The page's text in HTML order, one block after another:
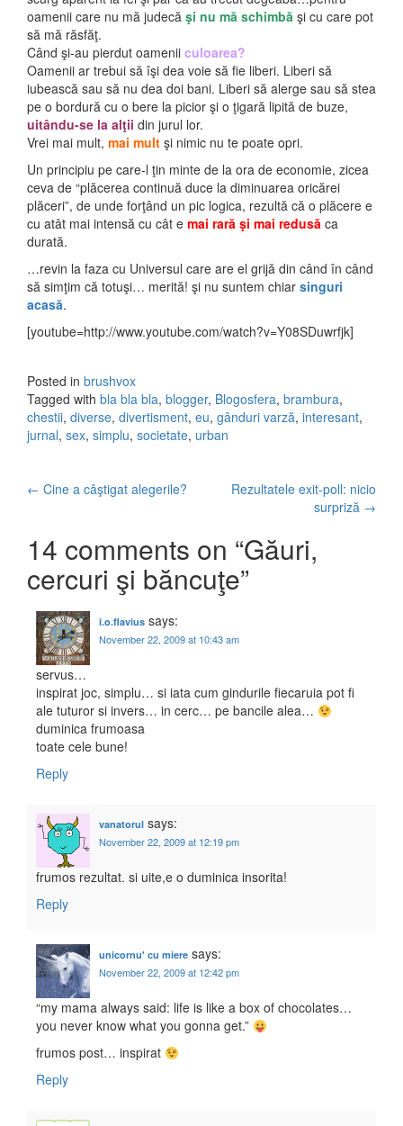
oamenii care nu mă judecă şi nu mă schimbă şi cu care pot
să mă răsfăţ.
Când şi-au pierdut oamenii culoarea?
Oamenii ar trebui să îşi dea voie să fie liberi. Liberi să
iubească sau să nu dea doi bani. Liberi să alerge sau să stea
pe o bordură cu o bere la picior şi o ţigară lipită de buze,
uitându-se la alţii din jurul lor.
Vrei mai mult, mai mult şi nimic nu te poate opri.
Un principiu pe care-l ţin minte de la ora de economie, zicea
ceva de “plăcerea continuă duce la diminuarea oricărei
plăceri”, de unde forţând un pic logica, rezultă că o plăcere e
cu atât mai intensă cu cât e mai rară şi mai redusă ca
durată.
…revin la faza cu Universul care are el grijă din când în când
să simţim că totuşi… merită! şi nu suntem chiar singuri
acasă.
[youtube=http://www.youtube.com/watch?v=Y08SDuwrfjk]
Posted in brushvox
Tagged with bla bla bla, blogger, Blogosfera, brambura,
chestii, diverse, divertisment, eu, gânduri varză, interesant,
jurnal, sex, simplu, societate, urban
← Cine a câştigat alegerile?
Rezultatele exit-poll: nicio
surpriză →
14 comments on “Găuri,
cercuri şi băncuţe”
i.o.flavius says:
November 22, 2009 at 10:43 am
servus…
inspirat joc, simplu… si iata cum gindurile fiecaruia pot fi
ale tuturor si invers… in cerc… pe bancile alea…
duminica frumoasa
toate cele bune!
Reply
vanatorul says:
November 22, 2009 at 12:19 pm
frumos rezultat. si uite,e o duminica insorita!
Reply
unicornu' cu miere says:
November 22, 2009 at 12:42 pm
“my mama always said: life is like a box of chocolates…
you never know what you gonna get.”
frumos post… inspirat
Reply